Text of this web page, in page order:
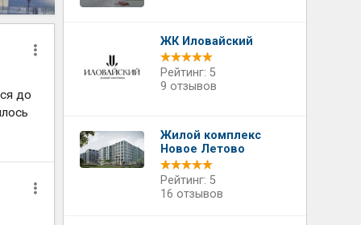
до
ЖК Иловайский
Рейтинг: 5
9 отзывов
Жилой комплекс
Новое Летово
Рейтинг: 5
16 отзывов